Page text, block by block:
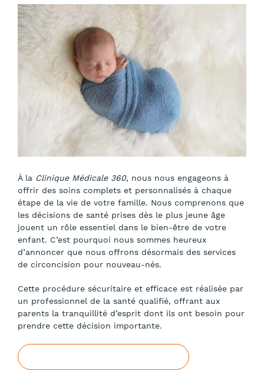
À la Clinique Médicale 360, nous nous engageons à
offrir des soins complets et personnalisés à chaque
étape de la vie de votre famille. Nous comprenons que
les décisions de santé prises dès le plus jeune âge
jouent un rôle essentiel dans le bien-être de votre
enfant. C’est pourquoi nous sommes heureux
d’annoncer que nous offrons désormais des services
de circoncision pour nouveau-nés.
Cette procédure sécuritaire et efficace est réalisée par
un professionnel de la santé qualifié, offrant aux
parents la tranquillité d’esprit dont ils ont besoin pour
prendre cette décision importante.